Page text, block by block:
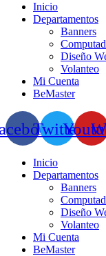
Inicio
Departamentos
Banners
Diseño
Volanteo
Mi Cuenta
BeMaster
Twitter
Inicio
Departamentos
Banners
Diseño
Volanteo
Mi Cuenta
BeMaster